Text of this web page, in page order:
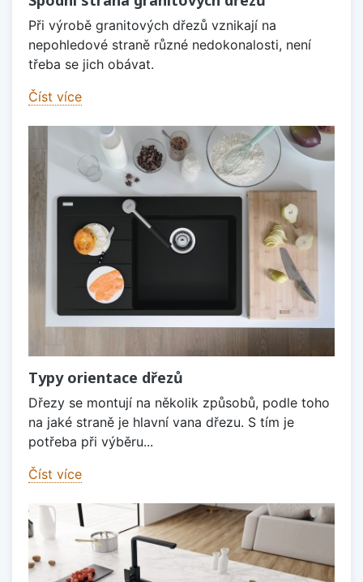
Při výrobě granitových dřezů vznikají na
nepohledové straně různé nedokonalosti, není
třeba se jich obávat.
Číst více
Typy orientace dřezů
Dřezy se montují na několik způsobů, podle toho
na jaké straně je hlavní vana dřezu. S tím je
potřeba při výběru...
Číst více